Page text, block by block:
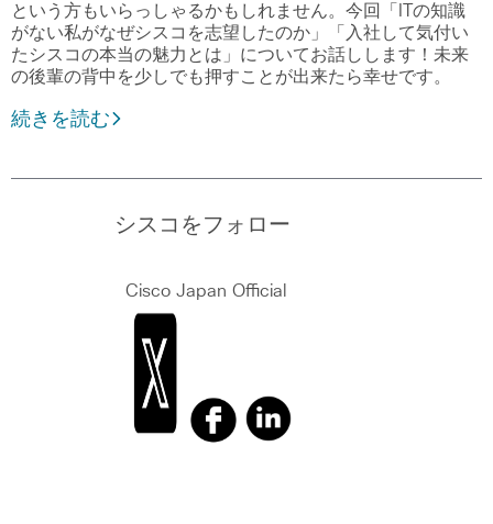
という方もいらっしゃるかもしれません。今回「ITの知識
がない私がなぜシスコを志望したのか」「入社して気付い
たシスコの本当の魅力とは」についてお話しします！未来
の後輩の背中を少しでも押すことが出来たら幸せです。
続きを読む
シスコをフォロー
Cisco Japan Official